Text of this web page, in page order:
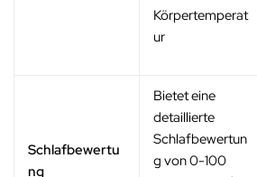
Körpertemperat
ur
Schlafbewertu
ng
Bietet eine
detaillierte
Schlafbewertun
g von 0-100